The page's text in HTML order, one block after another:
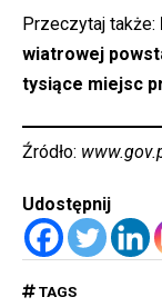
Przeczytaj także:
wiatrowej
tysiące miejsc
Źródło:
Udostępnij
TAGS